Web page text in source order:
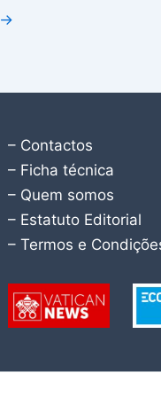
→
– Contactos
– Ficha técnica
– Quem somos
– Estatuto Editorial
– Termos e